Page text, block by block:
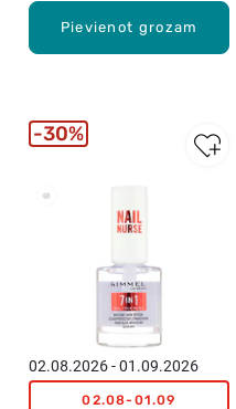
Pievienot grozam
02.08.2026 - 01.09.2026
02.08-01.09
30%